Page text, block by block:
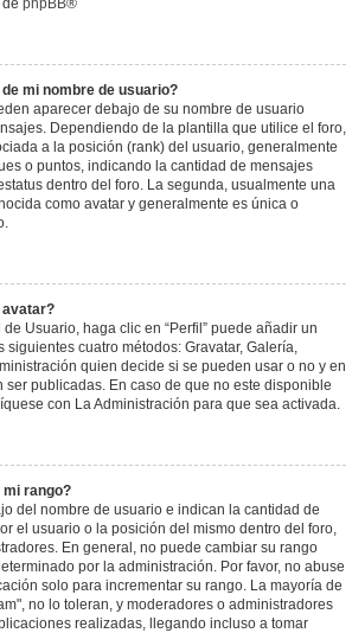
phpBB®
mi nombre de usuario?
aparecer debajo de su nombre de usuario
Dependiendo de la plantilla que utilice el foro,
a la posición (rank) del usuario, generalmente
o puntos, indicando la cantidad de mensajes
dentro del foro. La segunda, usualmente una
como avatar y generalmente es única o
avatar?
Usuario, haga clic en “Perfil” puede añadir un
cuatro métodos: Gravatar, Galería,
quien decide si se pueden usar o no y en
ser publicadas. En caso de que no este disponible
con La Administración para que sea activada.
mi rango?
del nombre de usuario e indican la cantidad de
el usuario o la posición del mismo dentro del foro,
En general, no puede cambiar su rango
por la administración. Por favor, no abuse
solo para incrementar su rango. La mayoría de
no lo toleran, y moderadores o administradores
realizadas, llegando incluso a tomar